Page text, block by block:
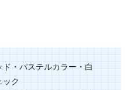
・パステルカラー・白
ック